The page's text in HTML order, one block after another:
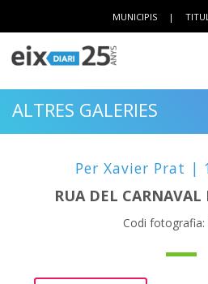
MUNICIPIS |
ALTRES GALERIES
Per Xavier Prat |
RUA DEL CARNAVAL
Codi fotografia: